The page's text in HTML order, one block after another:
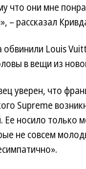
что они мне
– рассказал
Louis
в вещи из
уверен, что
Supreme
Ее носило только
не совсем